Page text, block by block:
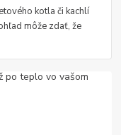
kotla či kachlí
môže zdať, že